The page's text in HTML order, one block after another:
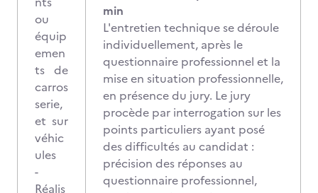
ou
équip
emen
ts de
carros
serie,
et sur
véhic
ules
-
Réalis
min
L'entretien technique se déroule
individuellement, après le
questionnaire professionnel et la
mise en situation professionnelle,
en présence du jury. Le jury
procède par interrogation sur les
points particuliers ayant posé
des difficultés au candidat :
précision des réponses au
questionnaire professionnel,